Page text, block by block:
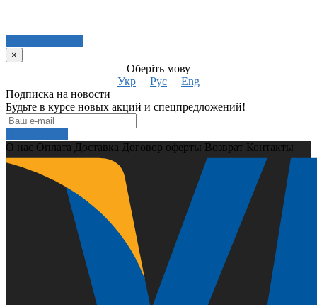
×
Оберіть мову
Укр
Рус
Eng
Подписка на новости
Будьте в курсе новых акций и спецпредложений!
О нас Оплата Доставка Договор оферты Возврат Контакты